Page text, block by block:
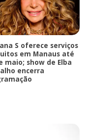
S oferece serviços
em Manaus até
maio; show de Elba
encerra